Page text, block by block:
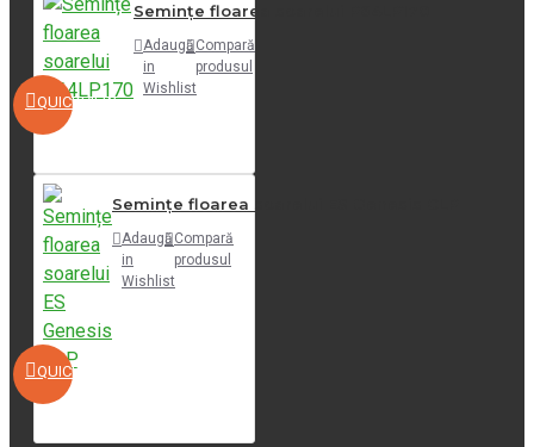
QUICKVIEW
Semințe floarea soarelui P64LP170
Adaugă
in
Wishlist
Compară
produsul
QUICKVIEW
Semințe floarea soarelui ES Genesis CLP
Adaugă
in
Wishlist
Compară
produsul